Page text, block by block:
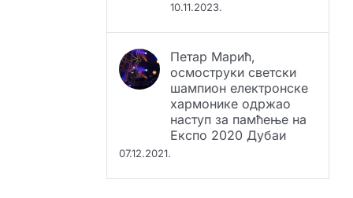
10.11.2023.
Петар Марић,
осмоструки светски
шампион електронске
хармонике одржао
наступ за памћење на
Експо 2020 Дубаи
07.12.2021.